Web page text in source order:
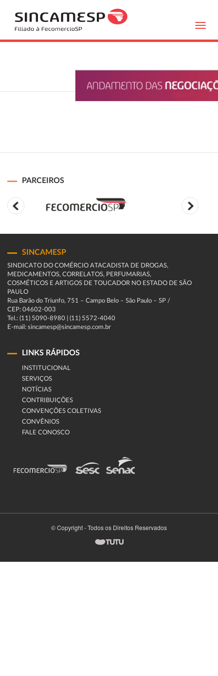
PARCEIROS
SINCAMESP
SINDICATO DO COMÉRCIO ATACADISTA DE DROGAS,
MEDICAMENTOS, CORRELATOS, PERFUMARIAS,
COSMÉTICOS E ARTIGOS DE TOUCADOR NO ESTADO DE SÃO
PAULO
Rua Barão do Triunfo, 751 – Campo Belo – São Paulo – SP /
CEP: 04602-003
Tel.: (11) 5090-8980 | (11) 5572-4040
E-mail: sincamesp@sincamesp.com.br
LINKS RÁPIDOS
INSTITUCIONAL
SERVIÇOS
NOTÍCIAS
CONTRIBUIÇÕES
CONVENÇÕES COLETIVAS
CONVÊNIOS
FALE CONOSCO
© Copyright - Todos os Direitos Reservados